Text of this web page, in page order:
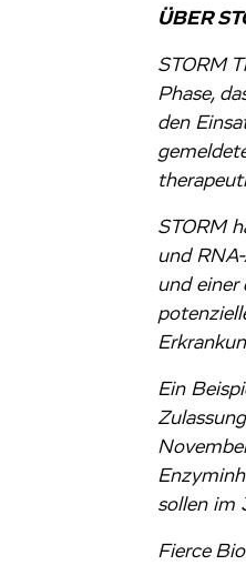
ÜBER
STORM
Phase,
den
STORM
und
und einer
Ein
sollen im
Fierce